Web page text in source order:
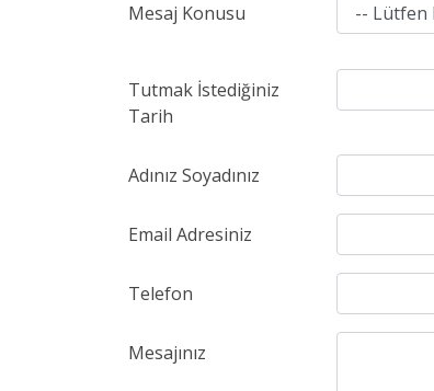
Mesaj Konusu
Tutmak İstediğiniz
Tarih
Adınız Soyadınız
Email Adresiniz
Telefon
Mesajınız